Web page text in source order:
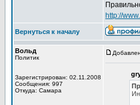
http://
Вернуться к началу
Вольд
Политик
Зарегистрирован: 02.11.2008
Сообщения: 997
Откуда: Самара